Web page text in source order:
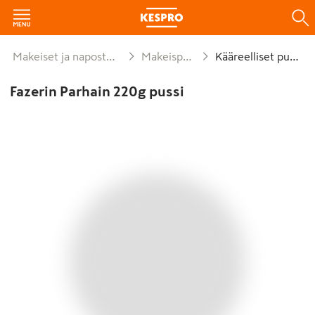
Makeiset ja naposteltavat Makeispussit Kääreelliset pussit
Fazerin Parhain 220g pussi